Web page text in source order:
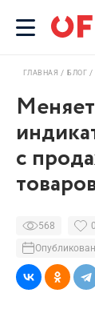
ГЛАВНАЯ БЛОГ
с
568
0